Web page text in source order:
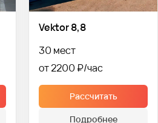
Vektor 8,8
30 мест
от 2200 ₽
Рассчитать
Подробнее